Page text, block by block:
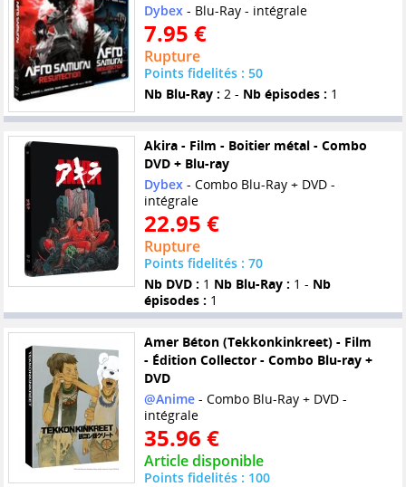
Dybex - Blu-Ray - intégrale
7.95 €
Rupture
Points fidelités : 50
Nb Blu-Ray : 2 - Nb épisodes : 1
Akira - Film - Boitier métal - Combo
DVD + Blu-ray
Dybex - Combo Blu-Ray + DVD -
intégrale
22.95 €
Rupture
Points fidelités : 70
Nb DVD : 1 Nb Blu-Ray : 1 - Nb
épisodes : 1
Amer Béton (Tekkonkinkreet) - Film
- Édition Collector - Combo Blu-ray +
DVD
@Anime- Combo Blu-Ray + DVD -
intégrale
35.96 €
Article disponible
Points fidelités : 100